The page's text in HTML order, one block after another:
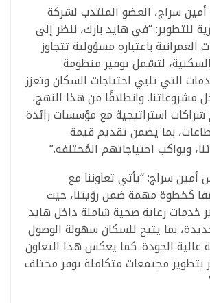
سراج، العضو المنتدب لشركة
للتطوير: “في هايد بارك، ننظر إلى
العمرانية باعتباره مسؤولية تتجاوز
لتشمل توفير منظومة
التي تلبي احتياجات السكان وتعزز
مشروعاتنا. وانطلاقًا من هذا النهج،
شراكات استراتيجية مع مؤسسات رائدة
بما يضمن تقديم قيمة
ويواكب احتياجاتهم المُختلفة.”
سراج: “يأتي تعاوننا مع
كخطوة مهمة ضمن رؤيتنا، حيث
خدمات رعاية صحية شاملة داخل هايد
بما يتيح للسكان سهولة الوصول
عالية الجودة. كما يعكس هذا التعاون
بتطوير مجتمعات متكاملة توفر مختلف